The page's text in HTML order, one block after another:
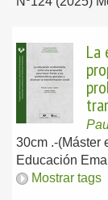
La
30cm .-(Máster
Educación
Mostrar tags